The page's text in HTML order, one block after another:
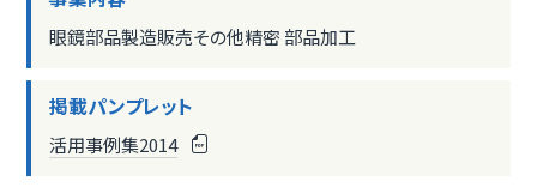
眼鏡部品製造販売その他精密 部品加工
掲載パンプレット
活用事例集2014